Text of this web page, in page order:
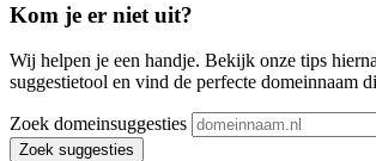
Kom je er niet uit?
Wij helpen je een handje. Bekijk onze tips
suggestietool en vind de perfecte domeinnaam
Zoek domeinsuggesties
Zoek suggesties